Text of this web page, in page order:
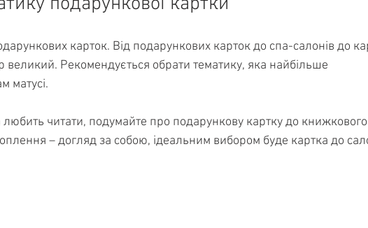
карток. Від подарункових карток до спа-салонів до
великий. Рекомендується обрати тематику, яка найбільше
матусі.
читати, подумайте про подарункову картку до книжкового
– догляд за собою, ідеальним вибором буде картка до